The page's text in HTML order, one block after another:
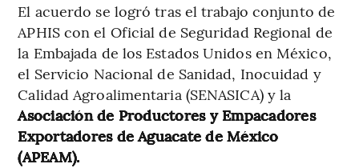
El acuerdo se logró tras el trabajo conjunto de
APHIS con el Oficial de Seguridad Regional de
la Embajada de los Estados Unidos en México,
el Servicio Nacional de Sanidad, Inocuidad y
Calidad Agroalimentaria (SENASICA) y la
Asociación de Productores y Empacadores
Exportadores de Aguacate de México
(APEAM).